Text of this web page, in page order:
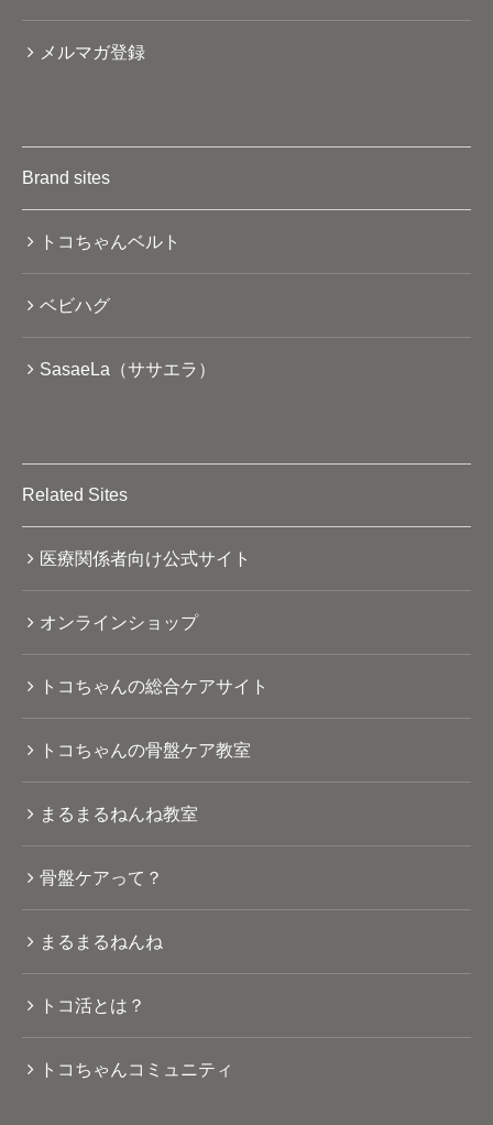
メルマガ登録
Brand sites
トコちゃんベルト
ベビハグ
SasaeLa（ササエラ）
Related Sites
医療関係者向け公式サイト
オンラインショップ
トコちゃんの総合ケアサイト
トコちゃんの骨盤ケア教室
まるまるねんね教室
骨盤ケアって？
まるまるねんね
トコ活とは？
トコちゃんコミュニティ